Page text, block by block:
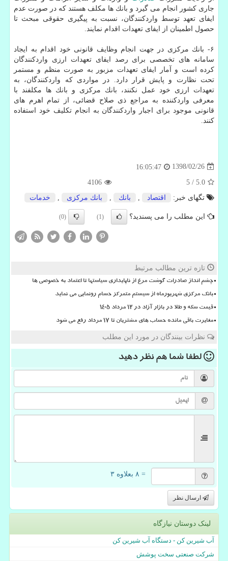
جاری كشور انجام می گیرد و بانك ها مكلف هستند كه در صورت عدم
ایفای تعهد توسط واردكنندگان، نسبت به پیگیری حقوقی مبحث تا
حصول اطمینان از ایفای تعهدات اقدام نمایند.
۶- بانك مركزی در جهت انجام وظایف قانونی خود اقدام به ایجاد
سامانه های تخصصی برای رصد ایفای تعهدات ارزی واردكنندگان
كرده است و آمار ایفای تعهدات مزبور به صورت منظم و مستمر
تحت نظارت و پایش قرار دارد. در مواردی كه واردكنندگان، به
تعهدات ارزی خود عمل نكنند، بانك مركزی و بانك ها مكلفند با
معرفی واردكننده به مراجع ذی صلاح قضائی، از تمام اهرم های
قانونی موجود برای اجبار واردكنندگان به انجام تكلیف خود استفاده
كنند.
1398/02/26
16:05:47
5.0
/
5
4106
تگهای خبر:
اقتصاد بانك بانك مركزی خدمات
این مطلب را می پسندید؟ (1)
(0)
تازه ترین مطالب مرتبط
چشم انداز صادرات گوشت مرغ از ناپایداری سیاستها تا اعتماد به خصوصی ها
بانک مرکزی شهریورماه از سیستم متمرکز حسام رونمایی می نماید
قیمت سکه و طلا در بازار آزاد در ۱۲ مرداد ۱۴۰۵
مغایرت باقی مانده حساب های مشتریان تا 17 مرداد رفع می شود
نظرات بینندگان در مورد این مطلب
لطفا شما همنظر دهید
= ۸ بعلاوه ۳
ارسال نظر
لینک دوستان نیازگاه
آب شیرین کن - دستگاه آب شیرین کن
شرکت صنعتی سخت پوشش